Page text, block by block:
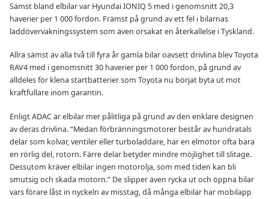
Sämst bland elbilar var Hyundai IONIQ 5 med i genomsnitt 20,3
haverier per 1 000 fordon. Främst på grund av ett fel i bilarnas
laddövervakningssystem som även orsakat en återkallelse i Tyskland.
Allra sämst av alla två till fyra år gamla bilar oavsett drivlina blev Toyota
RAV4 med i genomsnitt 30 haverier per 1 000 fordon, på grund av
alldeles för klena startbatterier som Toyota nu börjat byta ut mot
kraftfullare inom garantin.
Enligt ADAC är elbilar mer pålitliga på grund av den enklare designen
av deras drivlina. “Medan förbränningsmotorer består av hundratals
delar som kolvar, ventiler eller turboladdare, har en elmotor ofta bara
en rörlig del, rotorn. Färre delar betyder mindre möjlighet till slitage.
Dessutom kräver elbilar ingen motorolja, som med tiden kan bli
smutsig och skada motorn.” De slipper även rycka ut och öppna bilar
vars förare låst in nyckeln av misstag, då många elbilar har mobilapp